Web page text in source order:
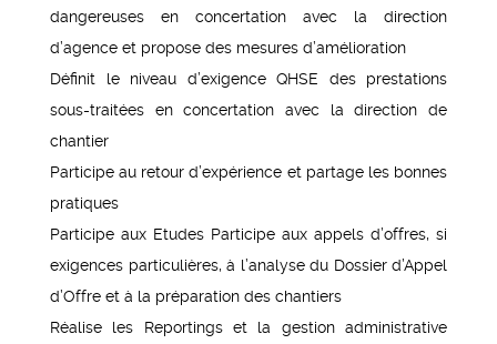
dangereuses en concertation avec la direction
d’agence et propose des mesures d’amélioration
Définit le niveau d’exigence QHSE des prestations
sous-traitées en concertation avec la direction de
chantier
Participe au retour d’expérience et partage les bonnes
pratiques
Participe aux Etudes Participe aux appels d’offres, si
exigences particulières, à l’analyse du Dossier d’Appel
d’Offre et à la préparation des chantiers
Réalise les Reportings et la gestion administrative